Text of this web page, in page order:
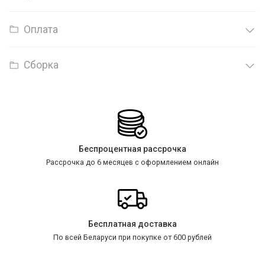
Оплата
Сборка
Беспроцентная рассрочка
Рассрочка до 6 месяцев с оформлением онлайн
Бесплатная доставка
По всей Беларуси при покупке от 600 рублей